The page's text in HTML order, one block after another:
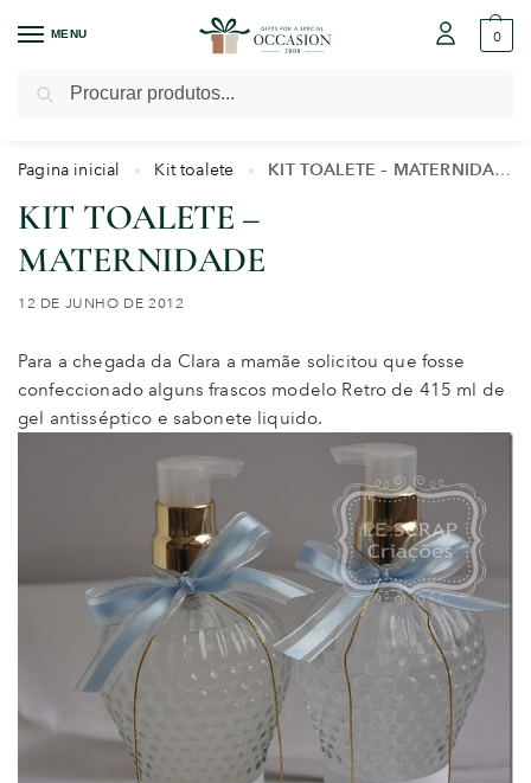
MENU 0
Pagina inicial » Kit toalete » KIT TOALETE – MATERNIDADE
KIT TOALETE –
MATERNIDADE
12 DE JUNHO DE 2012
Para a chegada da Clara a mamãe solicitou que fosse
confeccionado alguns frascos modelo Retro de 415 ml de
gel antisséptico e sabonete liquido.